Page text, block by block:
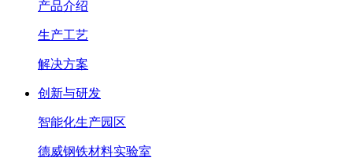
产品介绍
生产工艺
解决方案
创新与研发
智能化生产园区
德威钢铁材料实验室